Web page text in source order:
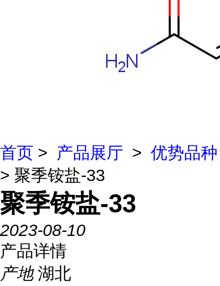
首页 > 产品展厅 > 优势品种
> 聚季铵盐-33
聚季铵盐-33
2023-08-10
产品详情
产地 湖北